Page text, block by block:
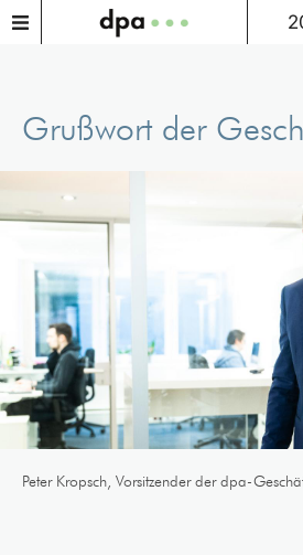
Grußwort der
Peter Kropsch, Vorsitzender der dpa-